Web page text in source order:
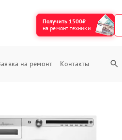
Получить 1500₽
на ремонт техники
на ремонт Контакты